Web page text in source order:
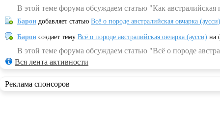
В этой теме форума обсуждаем статью "Как
Барон добавляет статью Всё о породе австралийская овчарка (аусси)
Барон создает тему Всё о породе австралийская овчарка (аусси) на
В этой теме форума обсуждаем статью "Всё о породе
Вся лента активности
Реклама спонсоров